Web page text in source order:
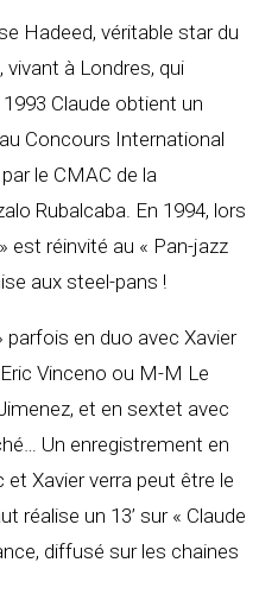
Hadeed, véritable star du
vivant à Londres, qui
Claude obtient un
Concours International
le CMAC de la
Rubalcaba. En 1994, lors
est réinvité au « Pan-jazz
aux steel-pans !
parfois en duo avec Xavier
Vinceno ou M-M Le
et en sextet avec
Un enregistrement en
et Xavier verra peut être le
réalise un 13’ sur « Claude
diffusé sur les chaines